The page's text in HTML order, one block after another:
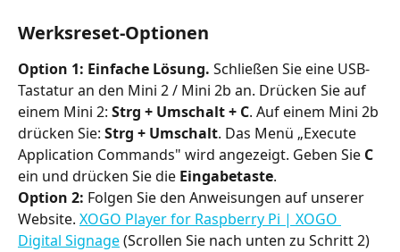
Werksreset-Optionen
Option 1: Einfache Lösung. Schließen Sie eine USB-
Tastatur an den Mini 2 / Mini 2b an. Drücken Sie auf
einem Mini 2: Strg + Umschalt + C. Auf einem Mini 2b
drücken Sie: Strg + Umschalt. Das Menü „Execute
Application Commands" wird angezeigt. Geben Sie C
ein und drücken Sie die Eingabetaste.
Option 2: Folgen Sie den Anweisungen auf unserer
Website. XOGO Player for Raspberry Pi | XOGO
Digital Signage (Scrollen Sie nach unten zu Schritt 2)